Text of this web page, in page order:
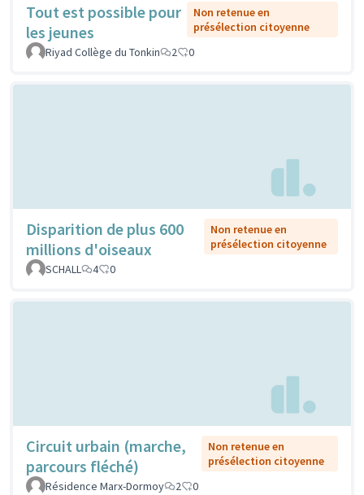
Tout est possible pour
les jeunes
Non retenue en
présélection citoyenne
Riyad Collège du Tonkin
2 0
Disparition de plus 600
millions d'oiseaux
Non retenue en
présélection citoyenne
SCHALL
4 0
Circuit urbain (marche,
parcours fléché)
Non retenue en
présélection citoyenne
Résidence Marx-Dormoy
2 0